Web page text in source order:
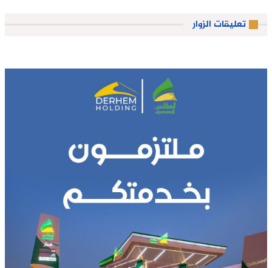
تعليقات الزوار